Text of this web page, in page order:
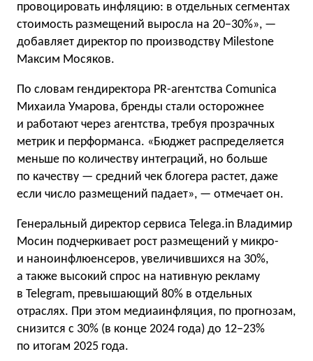
провоцировать инфляцию: в отдельных сегментах
стоимость размещений выросла на 20−30%», —
добавляет директор по производству Milestone
Максим Мосяков.
По словам гендиректора PR-агентства Comunica
Михаила Умарова, бренды стали осторожнее
и работают через агентства, требуя прозрачных
метрик и перформанса. «Бюджет распределяется
меньше по количеству интеграций, но больше
по качеству — средний чек блогера растет, даже
если число размещений падает», — отмечает он.
Генеральный директор сервиса Telega.in Владимир
Мосин подчеркивает рост размещений у микро-
и наноинфлюенсеров, увеличившихся на 30%,
а также высокий спрос на нативную рекламу
в Telegram, превышающий 80% в отдельных
отраслях. При этом медиaинфляция, по прогнозам,
снизится с 30% (в конце 2024 года) до 12−23%
по итогам 2025 года.